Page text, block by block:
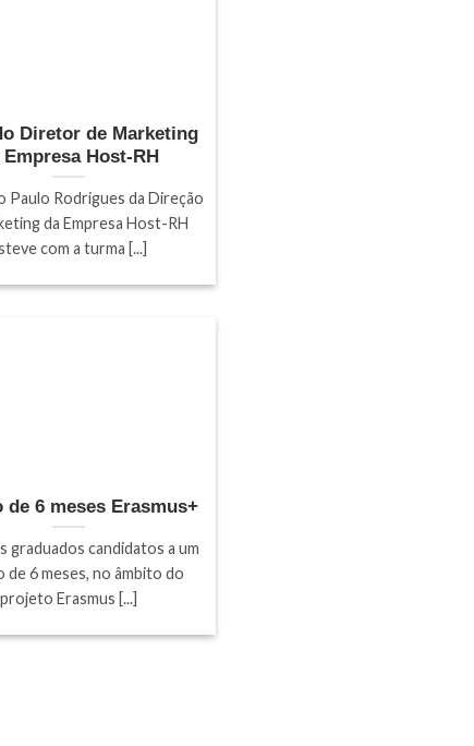
Diretor de Marketing
Empresa Host-RH
Paulo Rodrigues da Direção
da Empresa Host-RH
com a turma [...]
de 6 meses Erasmus+
graduados candidatos a um
de 6 meses, no âmbito do
projeto Erasmus [...]